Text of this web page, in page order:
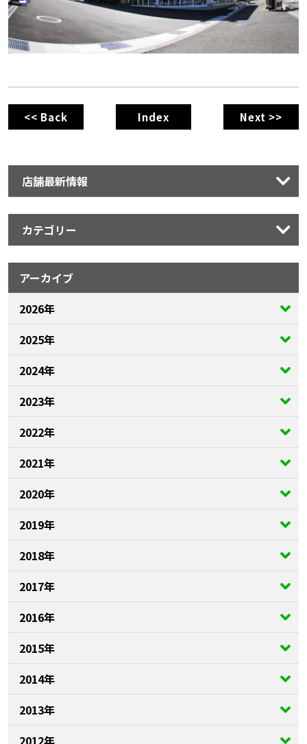
<< Back Index Next >>
店舗最新情報
カテゴリー
アーカイブ
2026年
2025年
2024年
2023年
2022年
2021年
2020年
2019年
2018年
2017年
2016年
2015年
2014年
2013年
2012年